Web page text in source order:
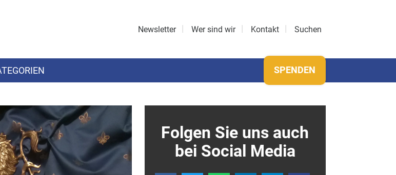
Newsletter Wer sind wir Kontakt Suchen
SPENDEN
Folgen Sie uns auch
bei Social Media